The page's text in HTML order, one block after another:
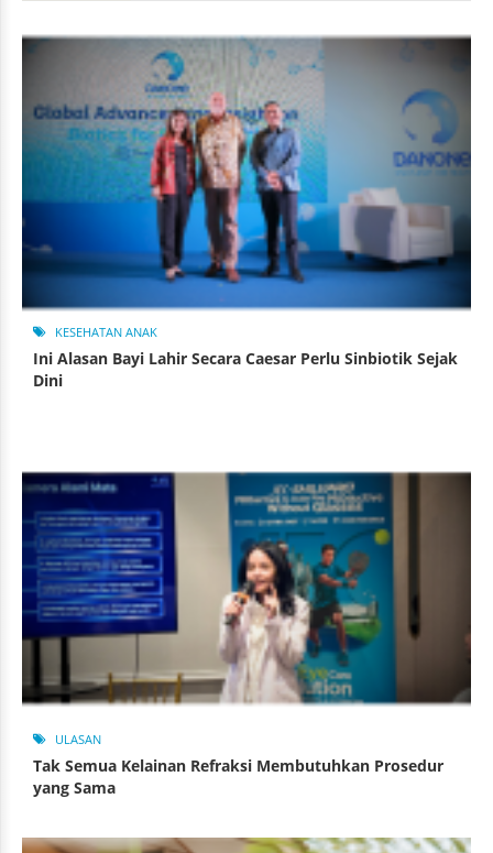
KESEHATAN ANAK
Ini Alasan Bayi Lahir Secara Caesar Perlu Sinbiotik Sejak
Dini
ULASAN
Tak Semua Kelainan Refraksi Membutuhkan Prosedur
yang Sama